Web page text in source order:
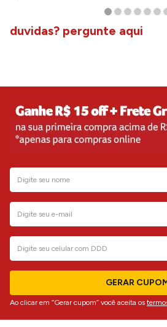
duvidas? pergunte aqui
GERAR
Ao clicar em “Gerar cupom” você aceita os